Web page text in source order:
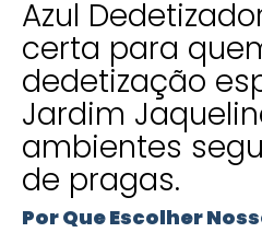
Azul
certa para
dedetização
Jardim
ambientes
de pragas.
Por Que Escolher